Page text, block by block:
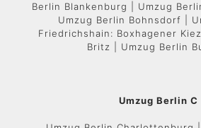
Berlin Blankenburg | Umzug
Umzug Berlin Bohnsdorf |
Friedrichshain: Boxhagener
Britz | Umzug Berlin
Umzug Berlin C